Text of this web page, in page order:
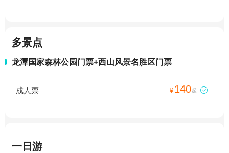
多景点
龙潭国家森林公园门票+西山风景名胜区门票
成人票 ¥ 140起 
一日游